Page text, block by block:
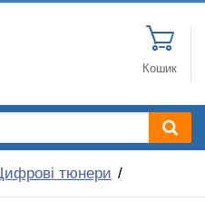
Кошик
тюнери